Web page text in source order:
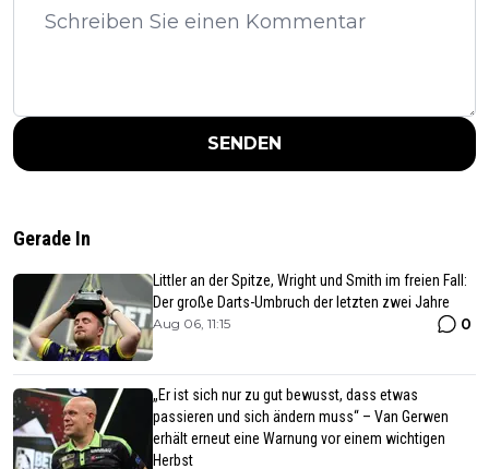
SENDEN
Gerade In
Littler an der Spitze, Wright und Smith im freien Fall:
Der große Darts-Umbruch der letzten zwei Jahre
Aug 06, 11:15 0
„Er ist sich nur zu gut bewusst, dass etwas
passieren und sich ändern muss“ – Van Gerwen
erhält erneut eine Warnung vor einem wichtigen
Herbst